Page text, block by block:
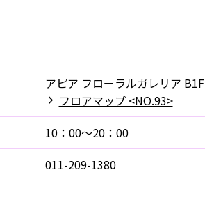
アピア フローラルガレリア B1F
フロアマップ <NO.93>
10：00～20：00
011-209-1380